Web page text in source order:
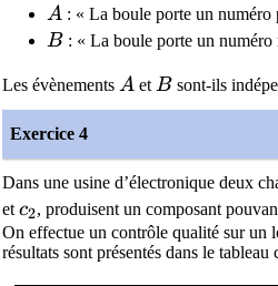
A
A : « La boule porte un numéro
B
B: « La boule porte un numéro
Les évènements A
A et B
Bsont-ils
Exercice 4
Dans une usine d’électronique deux
et c_2
c2, produisent un composant
On effectue un contrôle qualité sur un
résultats sont présentés dans le tableau